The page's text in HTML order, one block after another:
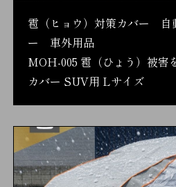
雹（ヒョウ）対策カバー
ー 車外用品
MOH-005 雹（ひょう）被害
カバー SUV用 Lサイズ